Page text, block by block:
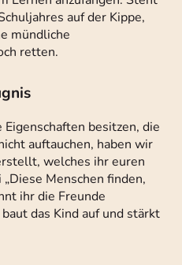
auf der Kippe,
mündliche
retten.
besitzen, die
auftauchen, haben wir
welches ihr euren
Menschen finden,
ihr die Freunde
das Kind auf und stärkt